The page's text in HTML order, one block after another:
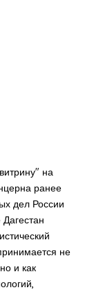
на
ранее
дел России
не
и как